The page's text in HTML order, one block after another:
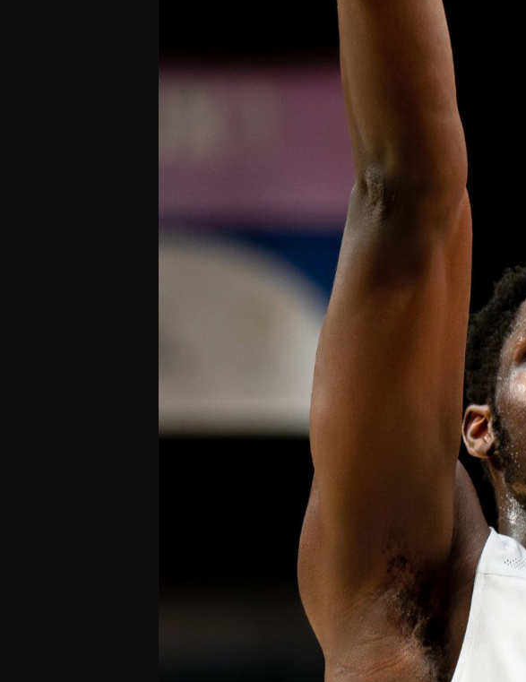
Offres Hospitalités
Courtside Club
Central House
Suites
FAQ